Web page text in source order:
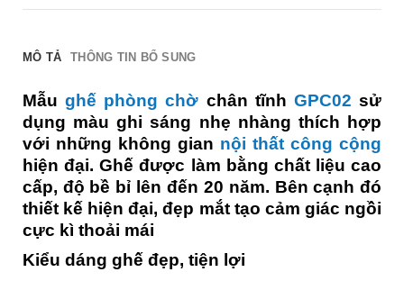
MÔ TẢ THÔNG TIN BỔ SUNG
Mẫu ghế phòng chờ chân tĩnhGPC02 sử
dụng màu ghi sáng nhẹ nhàng thích hợp
với những không gian nội thất công cộng
hiện đại. Ghế được làm bằng chất liệu cao
cấp, độ bề bỉ lên đến 20 năm. Bên cạnh đó
thiết kế hiện đại, đẹp mắt tạo cảm giác ngồi
cực kì thoải mái
Kiểu dáng ghế đẹp, tiện lợi